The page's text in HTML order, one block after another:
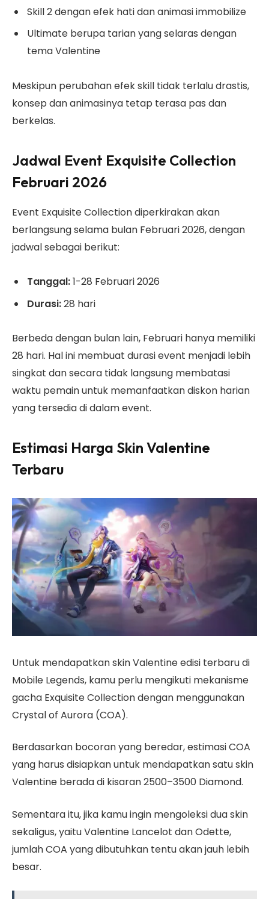
Skill 2 dengan efek hati dan animasi immobilize
Ultimate berupa tarian yang selaras dengan
tema Valentine
Meskipun perubahan efek skill tidak terlalu drastis,
konsep dan animasinya tetap terasa pas dan
berkelas.
Jadwal Event Exquisite Collection
Februari 2026
Event Exquisite Collection diperkirakan akan
berlangsung selama bulan Februari 2026, dengan
jadwal sebagai berikut:
Tanggal:1-28 Februari 2026
Durasi:28 hari
Berbeda dengan bulan lain, Februari hanya memiliki
28 hari. Hal ini membuat durasi event menjadi lebih
singkat dan secara tidak langsung membatasi
waktu pemain untuk memanfaatkan diskon harian
yang tersedia di dalam event.
Estimasi Harga Skin Valentine
Terbaru
Untuk mendapatkan skin Valentine edisi terbaru di
Mobile Legends, kamu perlu mengikuti mekanisme
gacha Exquisite Collection dengan menggunakan
Crystal of Aurora (COA).
Berdasarkan bocoran yang beredar, estimasi COA
yang harus disiapkan untuk mendapatkan satu skin
Valentine berada di kisaran 2500–3500 Diamond.
Sementara itu, jika kamu ingin mengoleksi dua skin
sekaligus, yaitu Valentine Lancelot dan Odette,
jumlah COA yang dibutuhkan tentu akan jauh lebih
besar.